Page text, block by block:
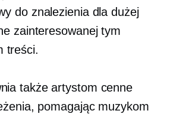
do znalezienia dla dużej
zainteresowanej tym
treści.
także artystom cenne
pomagając muzykom